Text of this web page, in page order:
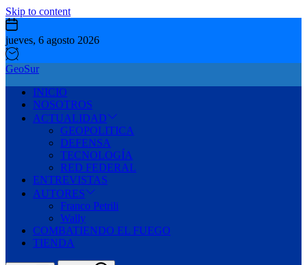
Skip to content
jueves, 6 agosto 2026
GeoSur
INICIO
NOSOTROS
ACTUALIDAD
GEOPOLITICA
DEFENSA
TECNOLOGÍA
RED FEDERAL
ENTREVISTAS
AUTORES
Franco Petrili
Wally
COMBATIENDO EL FUEGO
TIENDA